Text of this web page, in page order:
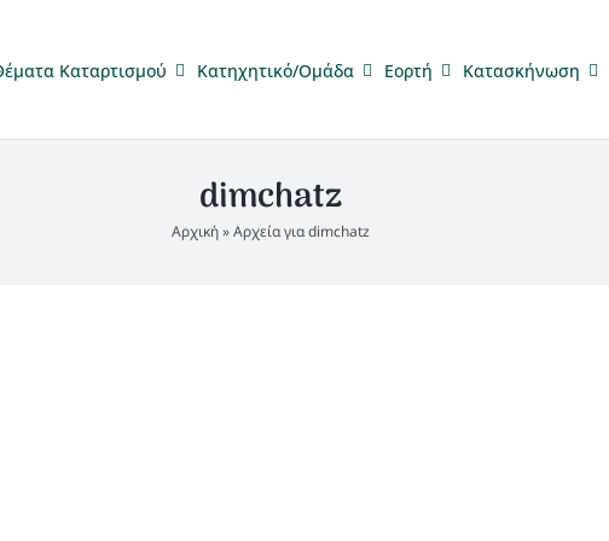
Καταρτισμού Κατηχητικό/Ομάδα Eορτή Κατασκήνωση
dimchatz
Αρχική»Αρχεία για dimchatz